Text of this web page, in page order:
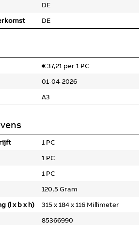
DE
DE
€ 37,21 per 1 PC
01-04-2026
A3
1 PC
1 PC
1 PC
120,5 Gram
(l x b x h)
315 x 184 x 116 Millimeter
85366990